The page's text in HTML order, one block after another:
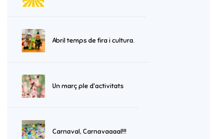
Abril temps de fira i cultura.
Un març ple d'activitats
Carnaval, Carnavaaaal!!!